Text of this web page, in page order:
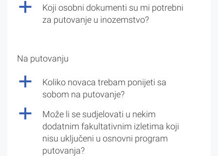
a
Koji osobni dokumenti su mi potrebni
za putovanje u inozemstvo?
Na putovanju
a
Koliko novaca trebam ponijeti sa
sobom na putovanje?
a
Može li se sudjelovati u nekim
dodatnim fakultativnim izletima koji
nisu uključeni u osnovni program
putovanja?